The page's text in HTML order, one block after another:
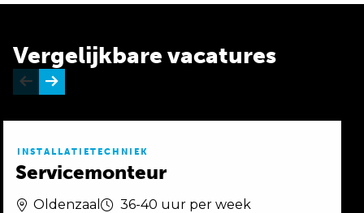
Vergelijkbare vacatures
INSTALLATIETECHNIEK
Servicemonteur
Oldenzaal
36-40 uur per week